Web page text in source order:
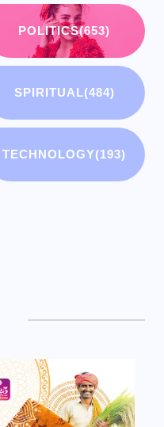
POLITICS(653)
SPIRITUAL(484)
TECHNOLOGY(193)